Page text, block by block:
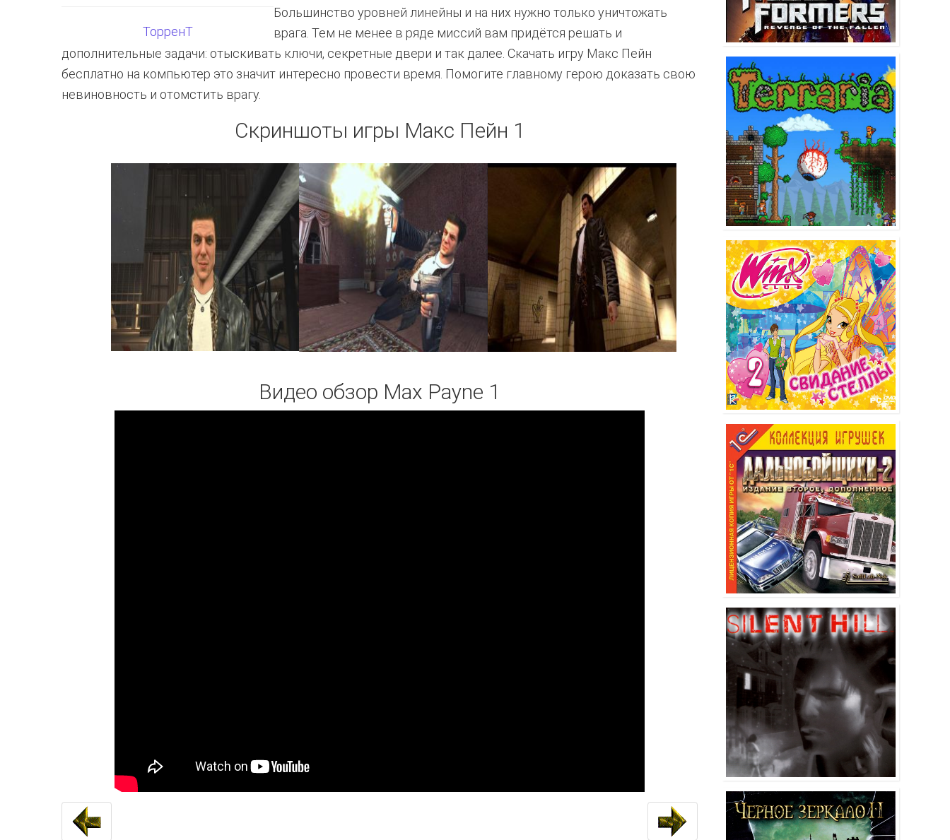
ТорренТ
Большинство уровней линейны и на них нужно только уничтожать
врага. Тем не менее в ряде миссий вам придётся решать и
дополнительные задачи: отыскивать ключи, секретные двери и так далее. Скачать игру Макс Пейн
бесплатно на компьютер это значит интересно провести время. Помогите главному герою доказать свою
невиновность и отомстить врагу.
Скриншоты игры Макс Пейн 1
Видео обзор Max Payne 1